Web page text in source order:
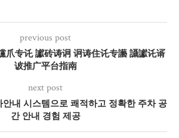
previous post
爪专讬 讞砖诪诇 诇诪住讬专讛 讘讞讬谞
诐推广平台指南
next post
내 시스템으로 쾌적하고 정확한 주차 공
간 안내 경험 제공